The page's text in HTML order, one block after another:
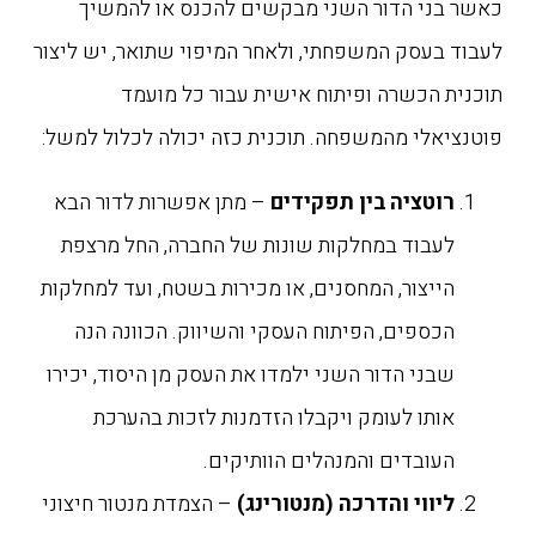
כאשר בני הדור השני מבקשים להכנס או להמשיך
לעבוד בעסק המשפחתי, ולאחר המיפוי שתואר, יש ליצור
תוכנית הכשרה ופיתוח אישית עבור כל מועמד
פוטנציאלי מהמשפחה. תוכנית כזה יכולה לכלול למשל:
רוטציה בין תפקידים – מתן אפשרות לדור הבא
לעבוד במחלקות שונות של החברה, החל מרצפת
הייצור, המחסנים, או מכירות בשטח, ועד למחלקות
הכספים, הפיתוח העסקי והשיווק. הכוונה הנה
שבני הדור השני ילמדו את העסק מן היסוד, יכירו
אותו לעומק ויקבלו הזדמנות לזכות בהערכת
העובדים והמנהלים הוותיקים.
ליווי והדרכה (מנטורינג) – הצמדת מנטור חיצוני